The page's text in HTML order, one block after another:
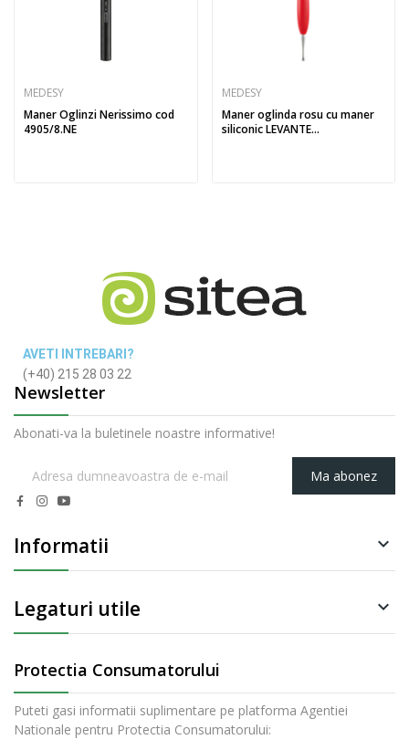
MEDESY
Maner Oglinzi Nerissimo cod
4905/8.NE
MEDESY
Maner oglinda rosu cu maner
siliconic LEVANTE...
AVETI INTREBARI?
(+40) 215 28 03 22
Newsletter
Abonati-va la buletinele noastre informative!
Ma abonez
Informatii 
Legaturi utile 
Protectia Consumatorului
Puteti gasi informatii suplimentare pe platforma Agentiei
Nationale pentru Protectia Consumatorului: